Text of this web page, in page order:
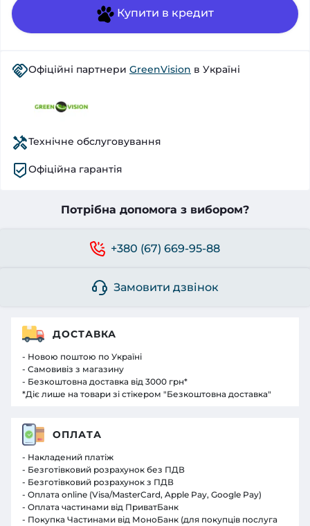
Купити в кредит
Офіційні партнери GreenVision в Україні
Технічне обслуговування
Офіційна гарантія
Потрібна допомога з вибором?
+380 (67) 669-95-88
Замовити дзвінок
ДОСТАВКА
- Новою поштою по Україні
- Самовивіз з магазину
- Безкоштовна доставка від 3000 грн*
*Діє лише на товари зі стікером "Безкоштовна доставка"
ОПЛАТА
- Накладений платіж
- Безготівковий розрахунок без ПДВ
- Безготівковий розрахунок з ПДВ
- Оплата online (Visa/MasterCard, Apple Pay, Google Pay)
- Оплата частинами від ПриватБанк
- Покупка Частинами від МоноБанк (для покупців послуга